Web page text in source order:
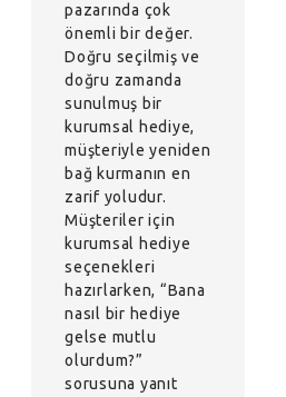
pazarında çok
önemli bir değer.
Doğru seçilmiş ve
doğru zamanda
sunulmuş bir
kurumsal hediye,
müşteriyle yeniden
bağ kurmanın en
zarif yoludur.
Müşteriler için
kurumsal hediye
seçenekleri
hazırlarken, “Bana
nasıl bir hediye
gelse mutlu
olurdum?”
sorusuna yanıt